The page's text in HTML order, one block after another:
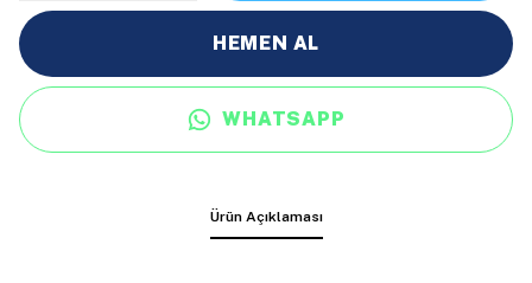
HEMEN AL
WHATSAPP
Ürün Açıklaması